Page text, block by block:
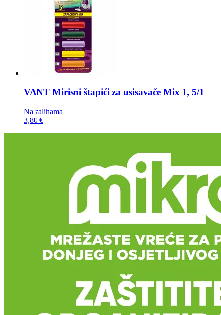
VANT Mirisni štapići za usisavače Mix 1, 5/1
Na zalihama
3,80 €